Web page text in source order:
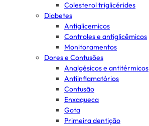
Colesterol triglicérides
Diabetes
Antiglicemicos
Controles e antiglicêmicos
Monitoramentos
Dores e Contusões
Analgésicos e antitérmicos
Antiinflamatórios
Contusão
Enxaqueca
Gota
Primeira dentição